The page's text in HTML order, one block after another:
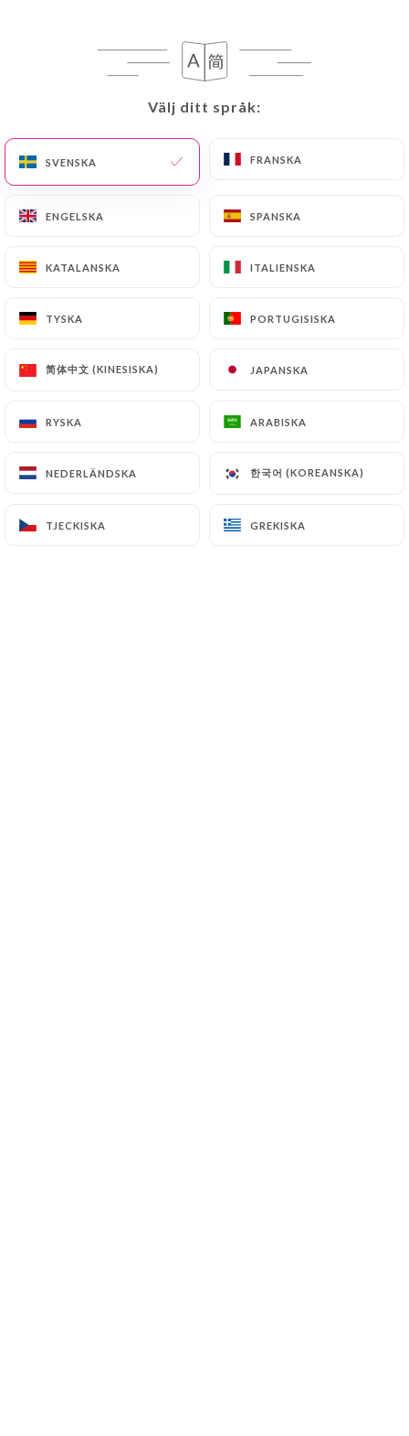
Välj ditt språk:
SVENSKA FRANSKA
ENGELSKA SPANSKA
KATALANSKA ITALIENSKA
TYSKA PORTUGISISKA
简体中文 (KINESISKA) JAPANSKA
RYSKA ARABISKA
NEDERLÄNDSKA 한국어 (KOREANSKA)
TJECKISKA GREKISKA
Välj ditt språk:
SVENSKA FRANSKA
ENGELSKA SPANSKA
KATALANSKA ITALIENSKA
TYSKA PORTUGISISKA
简体中文 (KINESISKA) JAPANSKA
RYSKA ARABISKA
NEDERLÄNDSKA 한국어 (KOREANSKA)
TJECKISKA GREKISKA